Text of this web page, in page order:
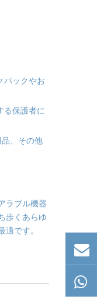
パックやお
る保護者に
、その他
ラブル機器
歩くあらゆ
です。